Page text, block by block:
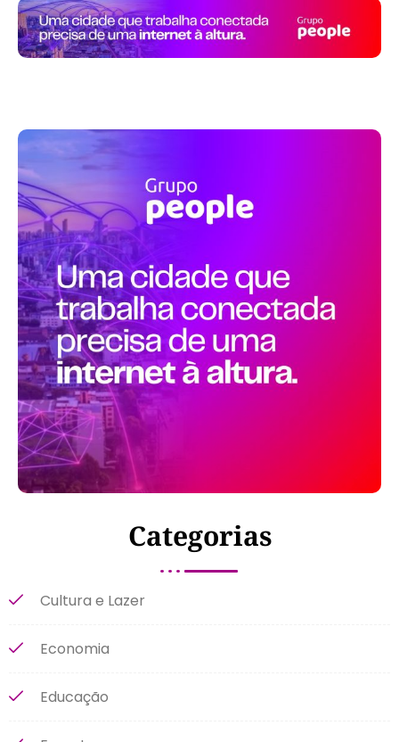
Categorias
Cultura e Lazer
Economia
Educação